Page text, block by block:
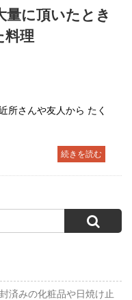
量に頂いたとき
料理
所さんや友人から たく
続きを読む
済みの化粧品や日焼け止